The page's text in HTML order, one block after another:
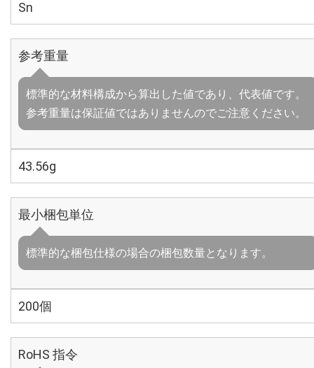
Sn
参考重量
標準的な材料構成から算出した値であり、代表値です。
参考重量は保証値ではありませんのでご注意ください。
43.56g
最小梱包単位
標準的な梱包仕様の場合の梱包数量となります。
200個
RoHS 指令